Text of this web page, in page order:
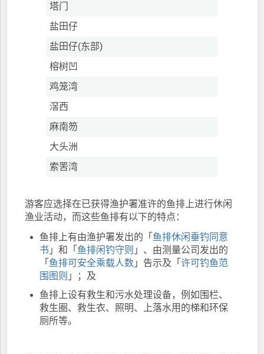
塔门
盐田仔
盐田仔(东部)
榕树凹
鸡笼湾
滘西
麻南笏
大头洲
索罟湾
游客应选择在已获得渔护署准许的鱼排上进行休闲
渔业活动，而这些鱼排有以下的特点：
鱼排上有由渔护署发出的「 鱼排休闲垂钓同意
书 」和「 鱼排闲钓守则 」、由测量公司发出的
「 鱼排可安全乘载人数」告示及「 许可钓鱼范
围图则 」；及
鱼排上设有救生和污水处理设备，例如围栏、
救生圈、救生衣、照明、上落水用的梯和环保
厕所等。